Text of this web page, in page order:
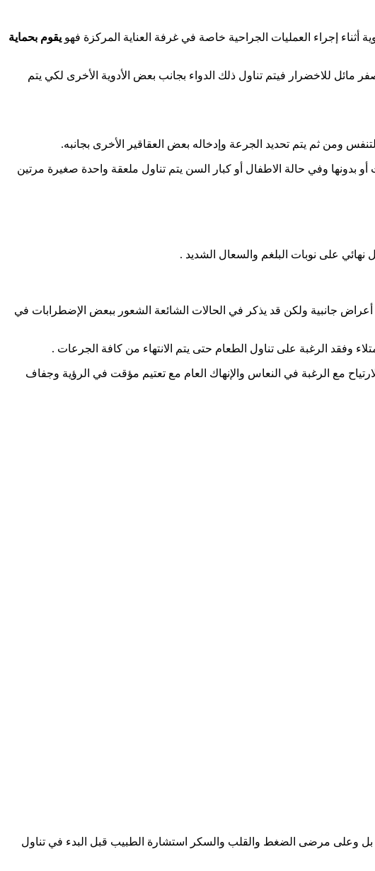
يقوم بحماية
للاخضرار فيتم تناول ذلك الدواء بجانب بعض الأدوية الأخرى لكي يتم
بدونها وفي حالة الاطفال أو كبار السن يتم تناول ملعقة واحدة صغيرة مرتين
أعراض جانبية ولكن قد يذكر في الحالات الشائعة الشعور ببعض الإضطرابات في
مع الرغبة في النعاس والإنهاك العام مع تعتيم مؤقت في الرؤية وجفاف
بل وعلى مرضى الضغط والقلب والسكر استشارة الطبيب قبل البدء في تناول